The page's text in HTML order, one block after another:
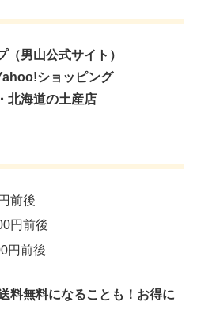
男山公式サイト）
ショッピング
北海道の土産店
前後
円前後
円前後
料無料になることも！お得に